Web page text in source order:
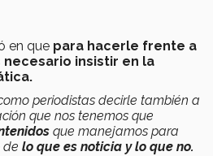
en que para hacerle frente a
insistir en la
periodistas decirle también a
que nos tenemos que
que manejamos para
de lo que es noticia y lo que no.